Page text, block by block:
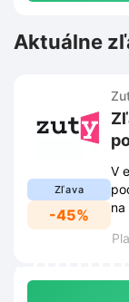
Aktuálne
Zľava
-45%
V